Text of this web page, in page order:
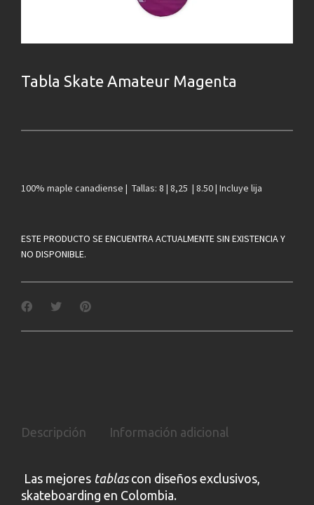
Tabla Skate Amateur Magenta
100% maple canadiense | Tallas: 8 | 8,25 | 8.50 | Incluye lija
ESTE PRODUCTO SE ENCUENTRA ACTUALMENTE SIN EXISTENCIA Y
NO DISPONIBLE.
Descripción Información adicional
Las mejores tablascon diseños exclusivos,
skateboarding en Colombia.